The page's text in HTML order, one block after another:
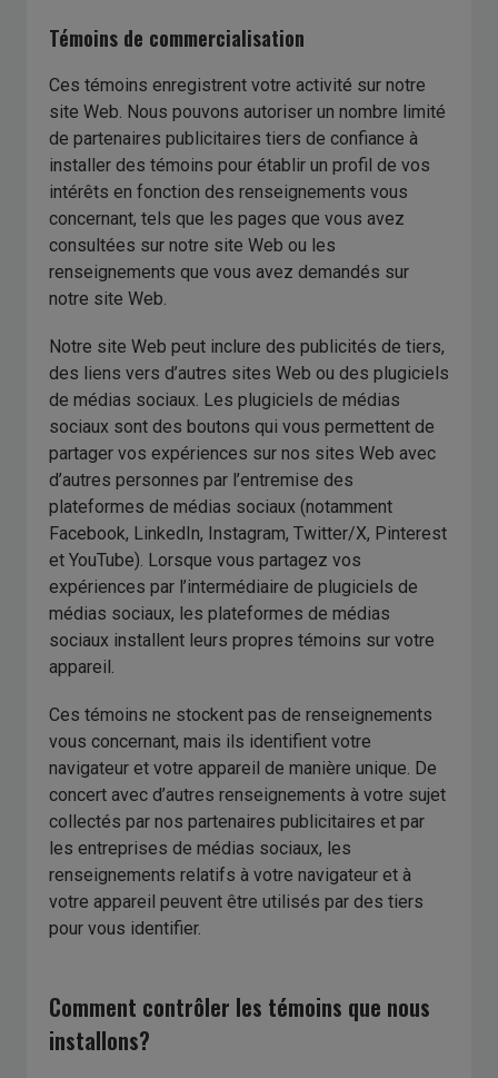
Témoins de commercialisation
Ces témoins enregistrent votre activité sur notre
site Web. Nous pouvons autoriser un nombre limité
de partenaires publicitaires tiers de confiance à
installer des témoins pour établir un profil de vos
intérêts en fonction des renseignements vous
concernant, tels que les pages que vous avez
consultées sur notre site Web ou les
renseignements que vous avez demandés sur
notre site Web.
Notre site Web peut inclure des publicités de tiers,
des liens vers d’autres sites Web ou des plugiciels
de médias sociaux. Les plugiciels de médias
sociaux sont des boutons qui vous permettent de
partager vos expériences sur nos sites Web avec
d’autres personnes par l’entremise des
plateformes de médias sociaux (notamment
Facebook, LinkedIn, Instagram, Twitter/X, Pinterest
et YouTube). Lorsque vous partagez vos
expériences par l’intermédiaire de plugiciels de
médias sociaux, les plateformes de médias
sociaux installent leurs propres témoins sur votre
appareil.
Ces témoins ne stockent pas de renseignements
vous concernant, mais ils identifient votre
navigateur et votre appareil de manière unique. De
concert avec d’autres renseignements à votre sujet
collectés par nos partenaires publicitaires et par
les entreprises de médias sociaux, les
renseignements relatifs à votre navigateur et à
votre appareil peuvent être utilisés par des tiers
pour vous identifier.
Comment contrôler les témoins que nous
installons?